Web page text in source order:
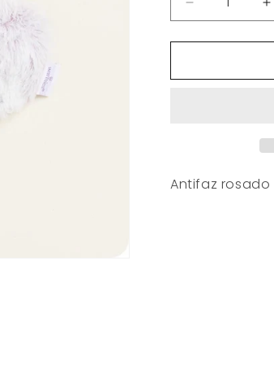
Reducir
cantidad
para
rosado
Antifaz rosado